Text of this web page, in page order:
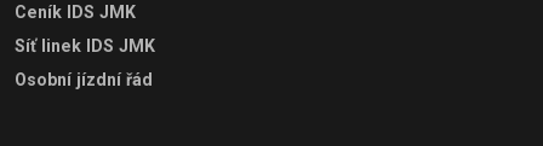
Ceník IDS JMK
Síť linek IDS JMK
Osobní jízdní řád